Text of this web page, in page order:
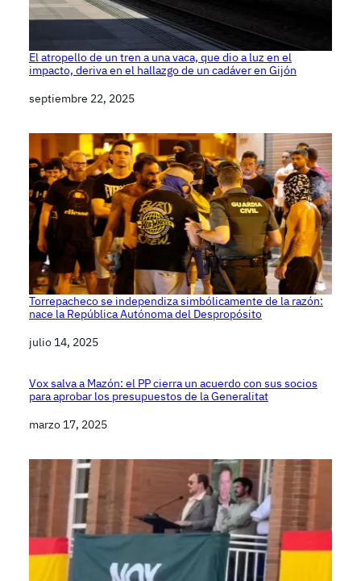
El atropello de un tren a una vaca, que dio a luz en el
impacto, deriva en el hallazgo de un cadáver en Gijón
Fecha
septiembre 22, 2025
Torrepacheco se independiza simbólicamente de la razón:
nace la República Autónoma del Despropósito
Fecha
julio 14, 2025
Vox salva a Mazón: el PP cierra un acuerdo con sus socios
para aprobar los presupuestos de la Generalitat
Fecha
marzo 17, 2025